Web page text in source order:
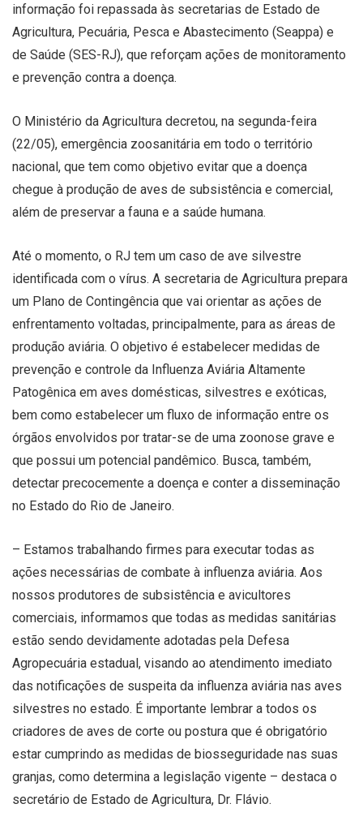
informação foi repassada às secretarias de Estado de
Agricultura, Pecuária, Pesca e Abastecimento (Seappa) e
de Saúde (SES-RJ), que reforçam ações de monitoramento
e prevenção contra a doença.
O Ministério da Agricultura decretou, na segunda-feira
(22/05), emergência zoosanitária em todo o território
nacional, que tem como objetivo evitar que a doença
chegue à produção de aves de subsistência e comercial,
além de preservar a fauna e a saúde humana.
Até o momento, o RJ tem um caso de ave silvestre
identificada com o vírus. A secretaria de Agricultura prepara
um Plano de Contingência que vai orientar as ações de
enfrentamento voltadas, principalmente, para as áreas de
produção aviária. O objetivo é estabelecer medidas de
prevenção e controle da Influenza Aviária Altamente
Patogênica em aves domésticas, silvestres e exóticas,
bem como estabelecer um fluxo de informação entre os
órgãos envolvidos por tratar-se de uma zoonose grave e
que possui um potencial pandêmico. Busca, também,
detectar precocemente a doença e conter a disseminação
no Estado do Rio de Janeiro.
– Estamos trabalhando firmes para executar todas as
ações necessárias de combate à influenza aviária. Aos
nossos produtores de subsistência e avicultores
comerciais, informamos que todas as medidas sanitárias
estão sendo devidamente adotadas pela Defesa
Agropecuária estadual, visando ao atendimento imediato
das notificações de suspeita da influenza aviária nas aves
silvestres no estado. É importante lembrar a todos os
criadores de aves de corte ou postura que é obrigatório
estar cumprindo as medidas de biosseguridade nas suas
granjas, como determina a legislação vigente – destaca o
secretário de Estado de Agricultura, Dr. Flávio.